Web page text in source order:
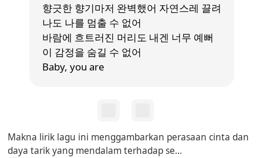
향긋한 향기마저 완벽했어 자연스레 끌려
나도 나를 멈출 수 없어
바람에 흐트러진 머리도 내겐 너무 예뻐
이 감정을 숨길 수 없어
Baby, you are
Makna lirik lagu ini menggambarkan perasaan cinta dan
daya tarik yang mendalam terhadap se...